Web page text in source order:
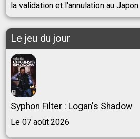
la validation et l'annulation au Japon.
Le jeu du jour
Syphon Filter : Logan's Shadow
Le 07 août 2026